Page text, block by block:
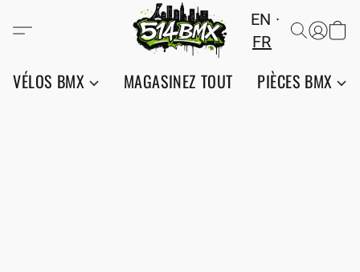
EN
FR
VÉLOS BMX MAGASINEZ TOUT PIÈCES BMX